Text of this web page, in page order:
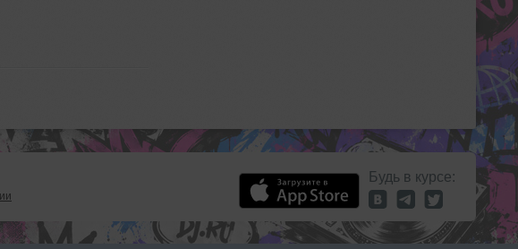
Будь в курсе: